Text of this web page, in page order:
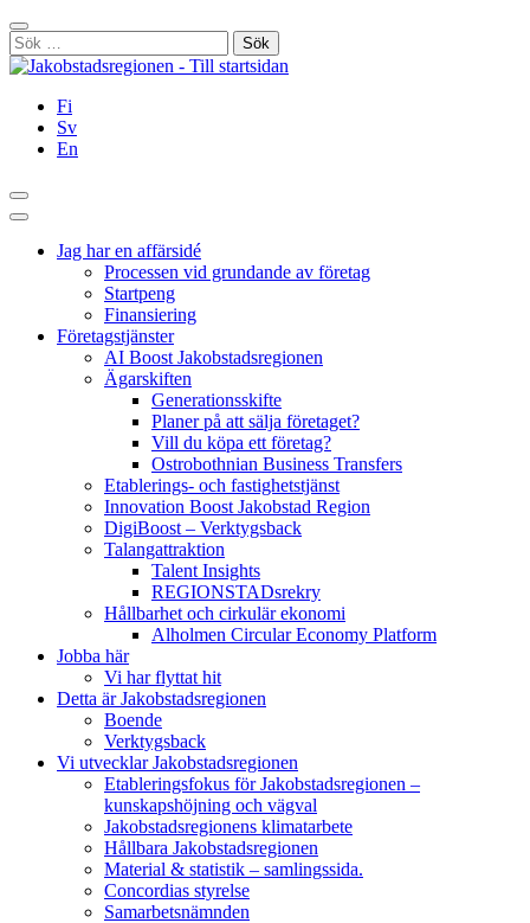
Hoppa
till
innehållet
Stäng
Sök
efter:
Fi
Sv
En
Sök
Huvudmeny
Jag har en affärsidé
Processen vid grundande av företag
Startpeng
Finansiering
Företagstjänster
AI Boost Jakobstadsregionen
Ägarskiften
Generationsskifte
Planer på att sälja företaget?
Vill du köpa ett företag?
Ostrobothnian Business Transfers
Etablerings- och fastighetstjänst
Innovation Boost Jakobstad Region
DigiBoost – Verktygsback
Talangattraktion
Talent Insights
REGIONSTADsrekry
Hållbarhet och cirkulär ekonomi
Alholmen Circular Economy Platform
Jobba här
Vi har flyttat hit
Detta är Jakobstadsregionen
Boende
Verktygsback
Vi utvecklar Jakobstadsregionen
Etableringsfokus för Jakobstadsregionen –
kunskapshöjning och vägval
Jakobstadsregionens klimatarbete
Hållbara Jakobstadsregionen
Material & statistik – samlingssida.
Concordias styrelse
Samarbetsnämnden